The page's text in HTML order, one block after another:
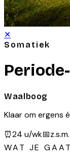
✕
Somatiek
Waalboog
Klaar om ergens
⏰24 u/wk📅z.s.m.
WAT JE